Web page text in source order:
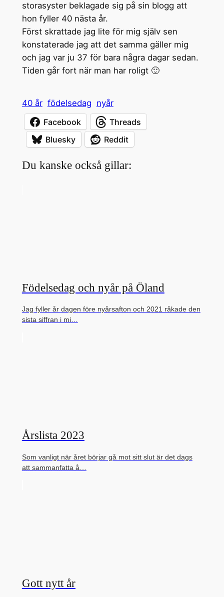
storasyster beklagade sig på sin blogg att
hon fyller 40 nästa år.
Först skrattade jag lite för mig själv sen
konstaterade jag att det samma gäller mig
och jag var ju 37 för bara några dagar sedan.
Tiden går fort när man har roligt 🙂
40 år födelsedag nyår
Facebook
Threads
Bluesky
Reddit
Du kanske också gillar:
Födelsedag och nyår på Öland
Jag fyller år dagen före nyårsafton och 2021 råkade den
sista siffran i mi…
Årslista 2023
Som vanligt när året börjar gå mot sitt slut är det dags
att sammanfatta å…
Gott nytt år